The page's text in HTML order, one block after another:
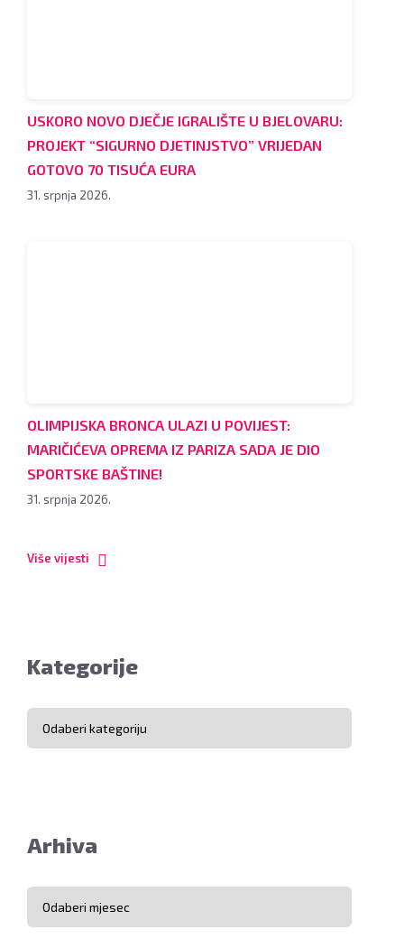
USKORO NOVO DJEČJE IGRALIŠTE U BJELOVARU:
PROJEKT “SIGURNO DJETINJSTVO” VRIJEDAN
GOTOVO 70 TISUĆA EURA
31. srpnja 2026.
OLIMPIJSKA BRONCA ULAZI U POVIJEST:
MARIČIĆEVA OPREMA IZ PARIZA SADA JE DIO
SPORTSKE BAŠTINE!
31. srpnja 2026.
Više vijesti
Kategorije
Kategorije
Arhiva
Arhiva